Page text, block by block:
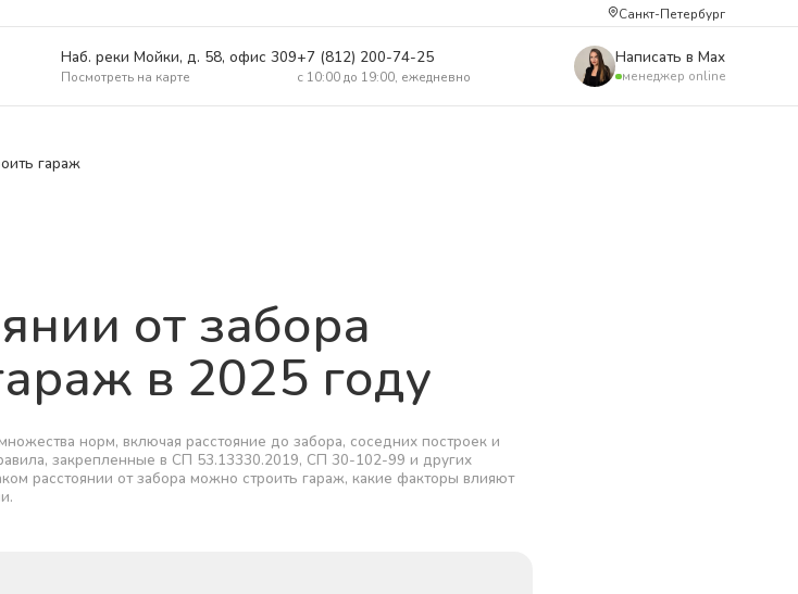
Санкт-Петербург
Наб. реки Мойки, д. 58, офис 309
Посмотреть на карте
+7 (812) 200-74-25
c 10:00 до 19:00, ежедневно
Написать в Max
менеджер online
гараж
от забора
в 2025 году
норм, включая расстояние до забора, соседних построек и
закрепленные в СП 53.13330.2019, СП 30-102-99 и других
расстоянии от забора можно строить гараж, какие факторы влияют